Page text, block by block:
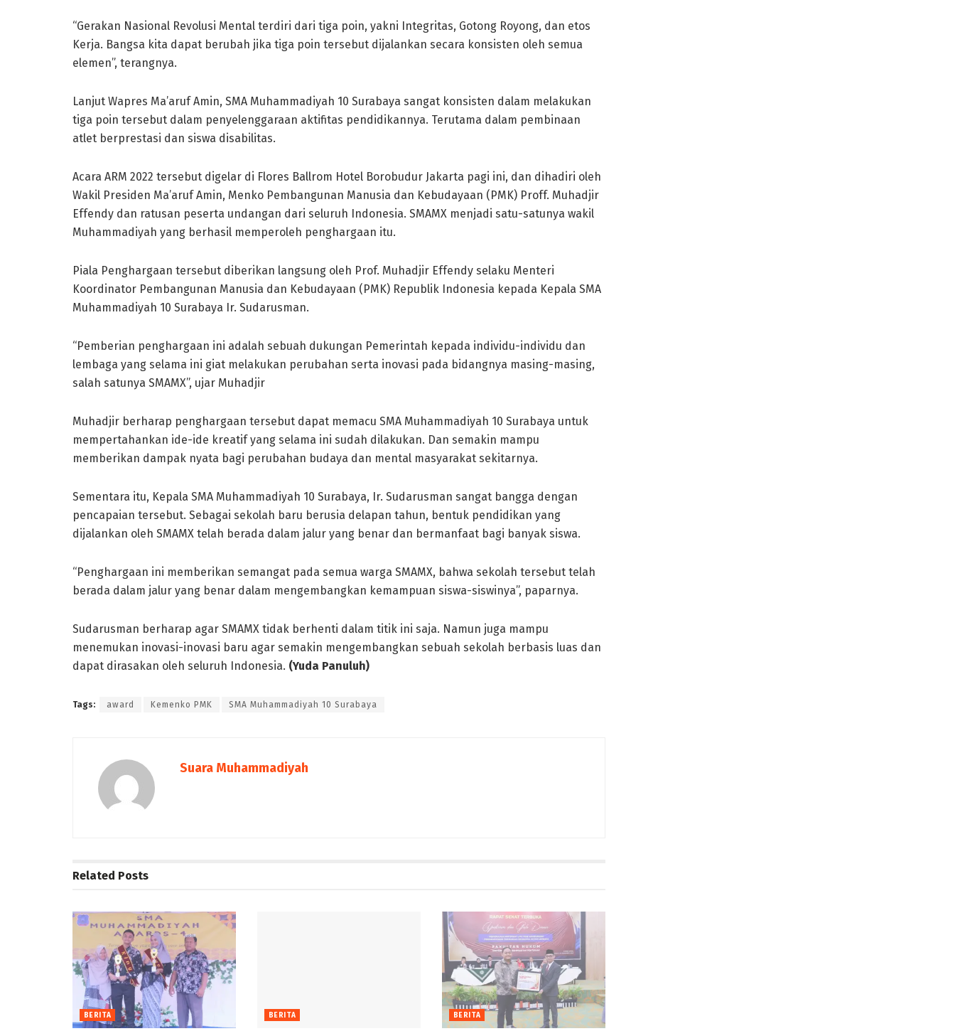
“Gerakan Nasional Revolusi Mental terdiri dari tiga poin, yakni Integritas, Gotong Royong, dan etos
Kerja. Bangsa kita dapat berubah jika tiga poin tersebut dijalankan secara konsisten oleh semua
elemen”, terangnya.
Lanjut Wapres Ma’aruf Amin, SMA Muhammadiyah 10 Surabaya sangat konsisten dalam melakukan
tiga poin tersebut dalam penyelenggaraan aktifitas pendidikannya. Terutama dalam pembinaan
atlet berprestasi dan siswa disabilitas.
Acara ARM 2022 tersebut digelar di Flores Ballrom Hotel Borobudur Jakarta pagi ini, dan dihadiri oleh
Wakil Presiden Ma’aruf Amin, Menko Pembangunan Manusia dan Kebudayaan (PMK) Proff. Muhadjir
Effendy dan ratusan peserta undangan dari seluruh Indonesia. SMAMX menjadi satu-satunya wakil
Muhammadiyah yang berhasil memperoleh penghargaan itu.
Piala Penghargaan tersebut diberikan langsung oleh Prof. Muhadjir Effendy selaku Menteri
Koordinator Pembangunan Manusia dan Kebudayaan (PMK) Republik Indonesia kepada Kepala SMA
Muhammadiyah 10 Surabaya Ir. Sudarusman.
“Pemberian penghargaan ini adalah sebuah dukungan Pemerintah kepada individu-individu dan
lembaga yang selama ini giat melakukan perubahan serta inovasi pada bidangnya masing-masing,
salah satunya SMAMX”, ujar Muhadjir
Muhadjir berharap penghargaan tersebut dapat memacu SMA Muhammadiyah 10 Surabaya untuk
mempertahankan ide-ide kreatif yang selama ini sudah dilakukan. Dan semakin mampu
memberikan dampak nyata bagi perubahan budaya dan mental masyarakat sekitarnya.
Sementara itu, Kepala SMA Muhammadiyah 10 Surabaya, Ir. Sudarusman sangat bangga dengan
pencapaian tersebut. Sebagai sekolah baru berusia delapan tahun, bentuk pendidikan yang
dijalankan oleh SMAMX telah berada dalam jalur yang benar dan bermanfaat bagi banyak siswa.
“Penghargaan ini memberikan semangat pada semua warga SMAMX, bahwa sekolah tersebut telah
berada dalam jalur yang benar dalam mengembangkan kemampuan siswa-siswinya”, paparnya.
Sudarusman berharap agar SMAMX tidak berhenti dalam titik ini saja. Namun juga mampu
menemukan inovasi-inovasi baru agar semakin mengembangkan sebuah sekolah berbasis luas dan
dapat dirasakan oleh seluruh Indonesia. (Yuda Panuluh)
Tags: award Kemenko PMK SMA Muhammadiyah 10 Surabaya
Suara Muhammadiyah
Related Posts
BERITA BERITA BERITA